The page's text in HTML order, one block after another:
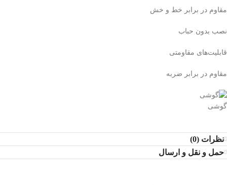
مقاوم در برابر خط و خش
نصب بدون حباب
قابلیت‌های مقاومتی
مقاوم در برابر ضربه
گوشی
نظرات (0)
حمل و نقل و ارسال